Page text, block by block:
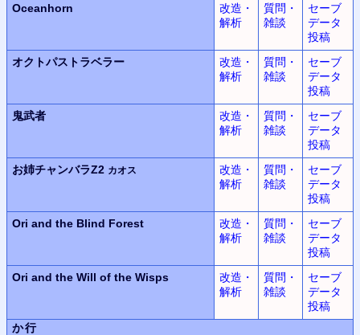
Oceanhorn
改造・
解析
質問・
雑談
セーブ
データ
投稿
オクトパストラベラー
改造・
解析
質問・
雑談
セーブ
データ
投稿
鬼武者
改造・
解析
質問・
雑談
セーブ
データ
投稿
お姉チャンバラZ2 カオス
改造・
解析
質問・
雑談
セーブ
データ
投稿
Ori and the Blind Forest
改造・
解析
質問・
雑談
セーブ
データ
投稿
Ori and the Will of the Wisps
改造・
解析
質問・
雑談
セーブ
データ
投稿
か行